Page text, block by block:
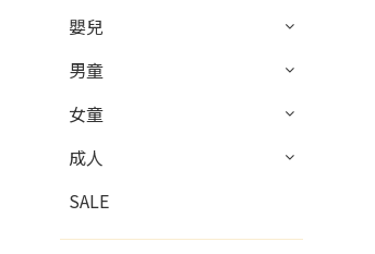
嬰兒
男童
女童
成人
SALE